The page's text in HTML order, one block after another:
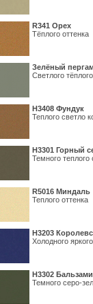
R341 Орех
Тёплого оттенка
Зелёный
Светлого
Н3408 Фундук
Теплого светло
Н3301 Горный
Темного теплого
R5016 Миндаль
Теплого оттенка
Н3203
Холодного
Н3302
Темного серо-